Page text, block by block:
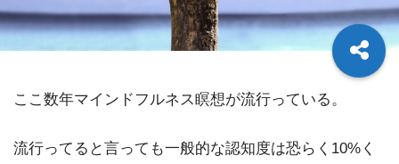
ここ数年マインドフルネス瞑想が流行っている。
流行ってると言っても一般的な認知度は恐らく10%く